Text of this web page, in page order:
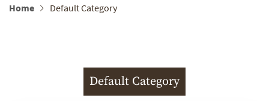
Home Default Category
Default Category